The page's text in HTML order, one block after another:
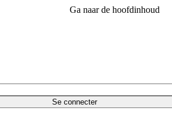
Ga naar de hoofdinhoud
Se connecter